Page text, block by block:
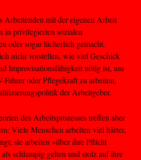
Arbeitenden mit der eigenen Arbeit
in privilegierten sozialen
oder sogar lächerlich gemacht.
nicht vorstellen, wie viel Geschick
Improvisationsfähigkeit nötig ist, um
oder Pflegekraft zu arbeiten,
der Arbeitgeber.
des Arbeitsprozesses treffen aber
Viele Menschen arbeiten viel härter,
sie arbeiten »über ihre Pflicht
schlampig gelten und stolz auf ihre